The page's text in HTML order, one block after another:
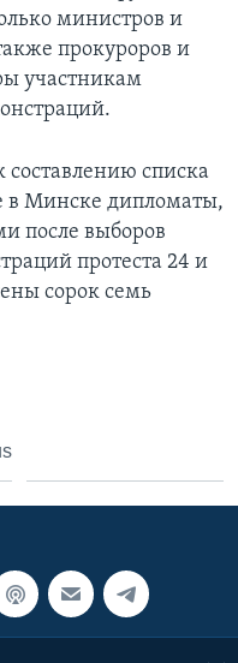
министров и
прокуроров и
участникам
составлению списка
в Минске дипломаты,
после выборов
протеста 24 и
сорок семь